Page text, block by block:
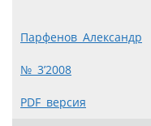
Парфенов Александр
№ 3’2008
PDF версия